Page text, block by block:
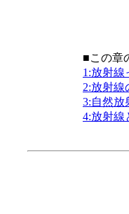
■この章
1:放射線
2:放射線
3:自然放
4:放射線